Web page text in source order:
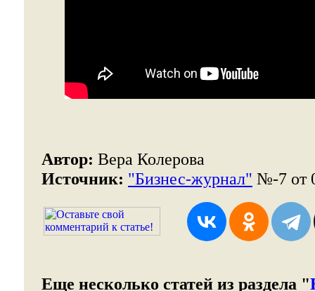
Автор: Вера Колерова
Источник: "Бизнес-журнал" №-7 от
Еще несколько статей из раздела "